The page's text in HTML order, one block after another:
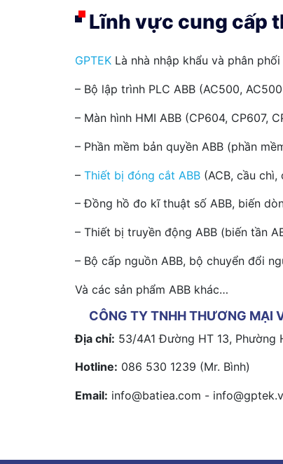
Lĩnh vực cung cấp
GPTEK Là nhà nhập khẩu và phân
– Bộ lập trình PLC ABB (AC500,
– Màn hình HMI ABB (CP604, CP607,
– Phần mềm bản quyền ABB (phần
– Thiết bị đóng cắt ABB (ACB, cầu
– Đồng hồ đo kĩ thuật số ABB, biến
– Thiết bị truyền động ABB (biến tần
– Bộ cấp nguồn ABB, bộ chuyển đổi
Và các sản phẩm ABB khác…
CÔNG TY TNHH THƯƠNG MẠI
Địa chỉ: 53/4A1 Đường HT 13, Phường
Hotline: 086 530 1239 (Mr. Bình)
Email: info@batiea.com -